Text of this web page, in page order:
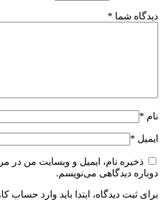
دیدگاه شما *
نام *
ایمیل *
ذخیره نام، ایمیل و وبسایت من در
دوباره دیدگاهی می‌نویسم.
برای ثبت دیدگاه، ابتدا باید وارد حساب